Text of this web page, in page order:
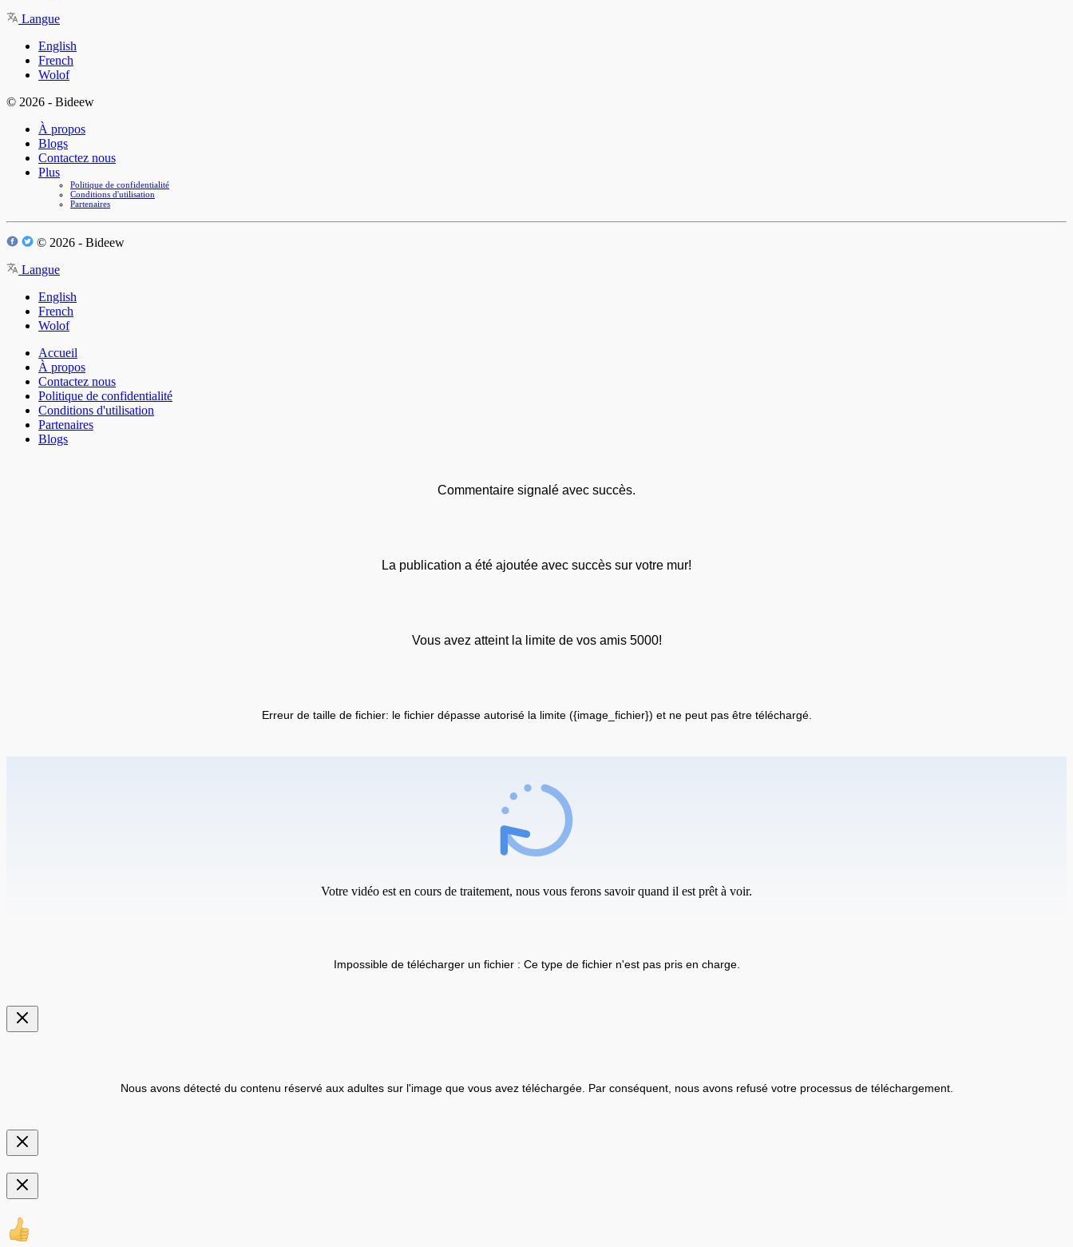
Langue
English
French
Wolof
© 2026 - Bideew
À propos
Blogs
Contactez nous
Plus
Politique de confidentialité
Conditions d'utilisation
Partenaires
© 2026 - Bideew
Langue
English
French
Wolof
Accueil
À propos
Contactez nous
Politique de confidentialité
Conditions d'utilisation
Partenaires
Blogs
Commentaire signalé avec succès.
La publication a été ajoutée avec succès sur votre mur!
Vous avez atteint la limite de vos amis 5000!
Erreur de taille de fichier: le fichier dépasse autorisé la limite ({image_fichier}) et ne peut pas être téléchargé.
Votre vidéo est en cours de traitement, nous vous ferons savoir quand il est prêt à voir.
Impossible de télécharger un fichier : Ce type de fichier n'est pas pris en charge.
Nous avons détecté du contenu réservé aux adultes sur l'image que vous avez téléchargée. Par conséquent, nous avons refusé votre processus de téléchargement.